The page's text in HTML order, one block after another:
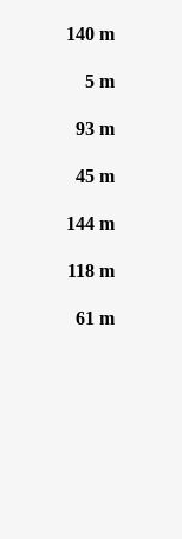
140 m
5 m
93 m
45 m
144 m
118 m
61 m